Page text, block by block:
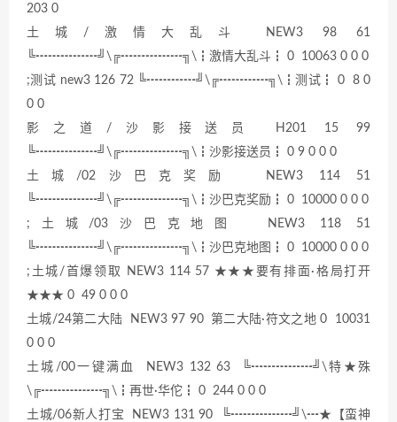
203 0
土城/激情大乱斗 NEW3 98 61
╚┅┅┅┅┅╝\╔┅┅┅┅┅╗\┇激情大乱斗┇ 0 10063 0 0 0
;测试 new3 126 72 ╚┅┅┅┅╝\╔┅┅┅┅╗\┇测试┇ 0 8 0
0 0
影之道/沙影接送员 H201 15 99
╚┅┅┅┅┅╝\╔┅┅┅┅┅╗\┇沙影接送员┇ 0 9 0 0 0
土城/02沙巴克奖励 NEW3 114 51
╚┅┅┅┅┅╝\╔┅┅┅┅┅╗\┇沙巴克奖励┇ 0 10000 0 0 0
;土城/03沙巴克地图 NEW3 118 51
╚┅┅┅┅┅╝\╔┅┅┅┅┅╗\┇沙巴克地图┇ 0 10000 0 0 0
;土城/首爆领取 NEW3 114 57 ★★★要有排面·格局打开
★★★ 0 49 0 0 0
土城/24第二大陆 NEW3 97 90 第二大陆·符文之地 0 10031
0 0 0
土城/00一键满血 NEW3 132 63 ╚┅┅┅┅┅╝\特★殊
\╔┅┅┅┅┅╗\┇再世·华佗┇ 0 244 0 0 0
土城/06新人打宝 NEW3 131 90 ╚┅┅┅┅┅╝\┅★【蛮神